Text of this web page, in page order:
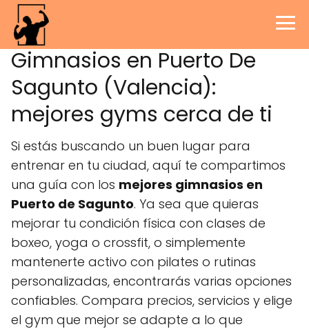
Gimnasios en Puerto De
Sagunto (Valencia):
mejores gyms cerca de ti
Si estás buscando un buen lugar para
entrenar en tu ciudad, aquí te compartimos
una guía con los mejores gimnasios en
Puerto de Sagunto. Ya sea que quieras
mejorar tu condición física con clases de
boxeo, yoga o crossfit, o simplemente
mantenerte activo con pilates o rutinas
personalizadas, encontrarás varias opciones
confiables. Compara precios, servicios y elige
el gym que mejor se adapte a lo que